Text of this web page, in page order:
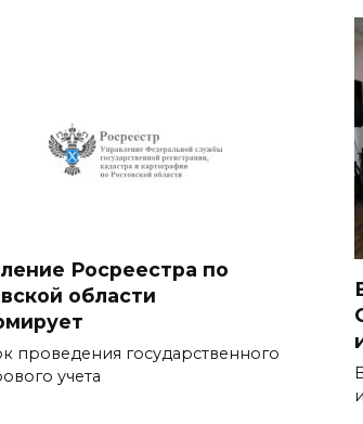
Росреестра по
области
проведения государственного
учета